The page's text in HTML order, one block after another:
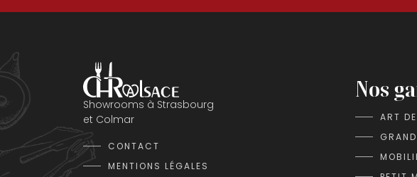
Showrooms à Strasbourg
et Colmar
CONTACT
MENTIONS LÉGALES
Nos
ART